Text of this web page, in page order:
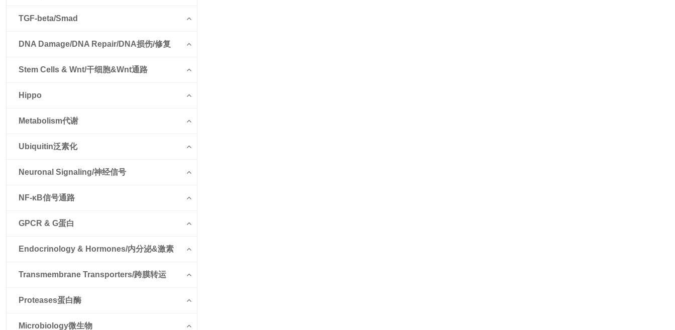
TGF-beta/Smad
DNA Damage/DNA Repair/DNA损伤/修复
Stem Cells & Wnt/干细胞&Wnt通路
Hippo
Metabolism代谢
Ubiquitin泛素化
Neuronal Signaling/神经信号
NF-κB信号通路
GPCR & G蛋白
Endocrinology & Hormones/内分泌&激素
Transmembrane Transporters/跨膜转运
Proteases蛋白酶
Microbiology微生物